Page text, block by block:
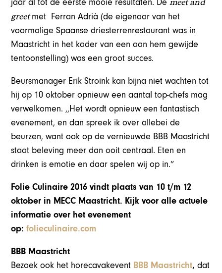
jaar al tot de eerste mooie resultaten. De
greetmet Ferran Adrià (de eigenaar van het
voormalige Spaanse driesterrenrestaurant was in
Maastricht in het kader van een aan hem gewijde
tentoonstelling) was een groot succes.
Beursmanager Erik Stroink kan bijna niet wachten tot
hij op 10 oktober opnieuw een aantal top-chefs mag
verwelkomen. ,,Het wordt opnieuw een fantastisch
evenement, en dan spreek ik over allebei de
beurzen, want ook op de vernieuwde BBB Maastricht
staat beleving meer dan ooit centraal. Eten en
drinken is emotie en daar spelen wij op in.”
Folie Culinaire 2016 vindt plaats van 10 t/m 12
oktober in MECC Maastricht. Kijk voor alle actuele
informatie over het evenement
op: folieculinaire.com
BBB Maastricht
Bezoek ook het horecavakevent BBB Maastricht,dat